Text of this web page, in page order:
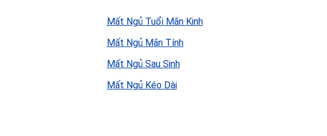
Mất Ngủ Tuổi Mãn Kinh
Mất Ngủ Mãn Tính
Mất Ngủ Sau Sinh
Mất Ngủ Kéo Dài